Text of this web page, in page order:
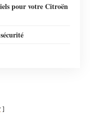
pour votre Citroën